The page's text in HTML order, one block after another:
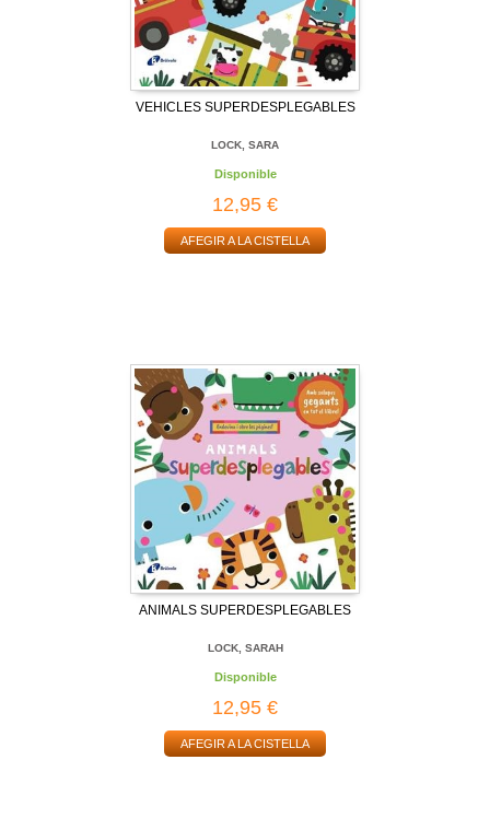
VEHICLES SUPERDESPLEGABLES
LOCK, SARA
Disponible
12,95 €
AFEGIR A LA CISTELLA
ANIMALS SUPERDESPLEGABLES
LOCK, SARAH
Disponible
12,95 €
AFEGIR A LA CISTELLA